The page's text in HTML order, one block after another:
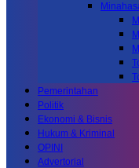
Pemerintahan
Politik
Ekonomi & Bisnis
Hukum & Kriminal
OPINI
Advertorial